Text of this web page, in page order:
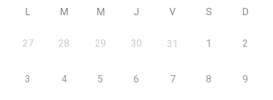
L M M J V S D
27 28 29 30 31 1 2
3 4 5 6 7 8 9